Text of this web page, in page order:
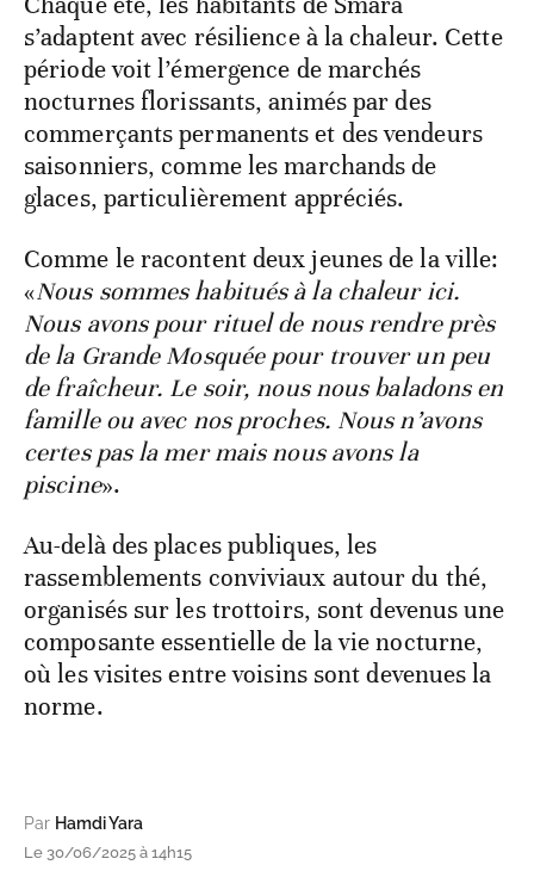
s’adaptent avec résilience à la chaleur. Cette
période voit l’émergence de marchés
nocturnes florissants, animés par des
commerçants permanents et des vendeurs
saisonniers, comme les marchands de
glaces, particulièrement appréciés.
Comme le racontent deux jeunes de la ville:
«Nous sommes habitués à la chaleur ici.
Nous avons pour rituel de nous rendre près
de la Grande Mosquée pour trouver un peu
de fraîcheur. Le soir, nous nous baladons en
famille ou avec nos proches. Nous n’avons
certes pas la mer mais nous avons la
piscine».
Au-delà des places publiques, les
rassemblements conviviaux autour du thé,
organisés sur les trottoirs, sont devenus une
composante essentielle de la vie nocturne,
où les visites entre voisins sont devenues la
norme.
Par Hamdi Yara
Le 30/06/2025 à 14h15